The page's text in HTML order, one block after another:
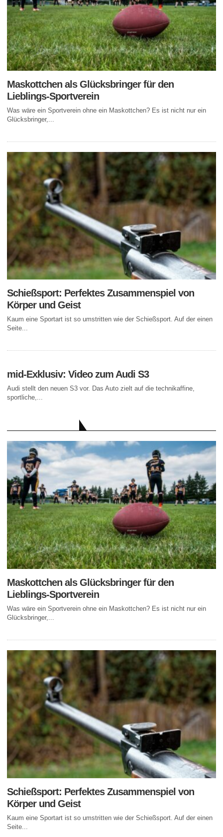
Maskottchen als Glücksbringer für den
Lieblings-Sportverein
Was wäre ein Sportverein ohne ein Maskottchen? Es ist nicht nur ein
Glücksbringer,...
Schießsport: Perfektes Zusammenspiel von
Körper und Geist
Kaum eine Sportart ist so umstritten wie der Schießsport. Auf der einen
Seite...
mid-Exklusiv: Video zum Audi S3
Audi stellt den neuen S3 vor. Das Auto zielt auf die technikaffine,
sportliche,...
Maskottchen als Glücksbringer für den
Lieblings-Sportverein
Was wäre ein Sportverein ohne ein Maskottchen? Es ist nicht nur ein
Glücksbringer,...
Schießsport: Perfektes Zusammenspiel von
Körper und Geist
Kaum eine Sportart ist so umstritten wie der Schießsport. Auf der einen
Seite...